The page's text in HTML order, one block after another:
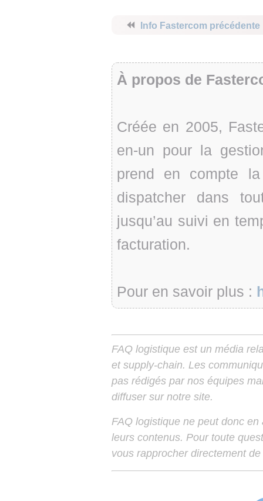
⏪ Info Fastercom précédente
À propos de
Créée en 2005,
en-un pour la
prend en compte
dispatcher dans
jusqu’au suivi en
facturation.
Pour en savoir plus :
FAQ logistique est un média
et supply-chain. Les
pas rédigés par nos équipes
diffuser sur notre site.
FAQ logistique ne peut donc
leurs contenus. Pour toute
vous rapprocher directement